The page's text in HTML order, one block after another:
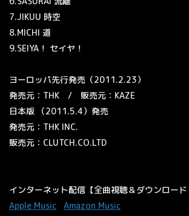
7.JIKUU 時空
8.MICHI 道
9.SEIYA！ セイヤ！
ヨーロッパ先行発売（2011.2.23）
発売元： THK / 販売元： KAZE
日本版 （2011.5.4）発売
発売元： THK INC.
販売元： CLUTCH.CO.LTD
インターネット配信【全曲視聴＆ダウンロード
Apple Music
Amazon Music